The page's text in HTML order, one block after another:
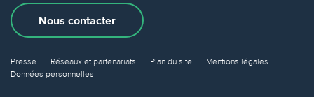
Nous contacter
Presse Réseaux et partenariats Plan du site
Mentions légales
Données personnelles